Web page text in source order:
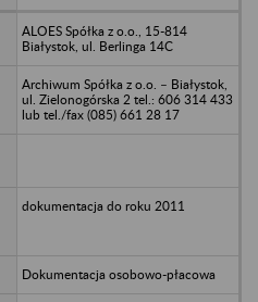
ALOES Spółka z o.o., 15-814
Białystok, ul. Berlinga 14C
Archiwum Spółka z o.o. – Białystok,
ul. Zielonogórska 2 tel.: 606 314 433
lub tel./fax (085) 661 28 17
dokumentacja do roku 2011
Dokumentacja osobowo-płacowa